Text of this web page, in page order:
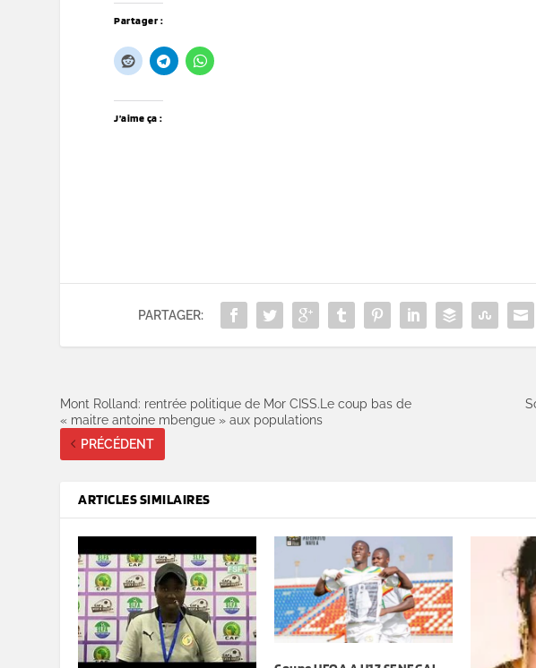
Partager :
J’aime ça :
PARTAGER:
Mont Rolland: rentrée politique de Mor CISS.Le coup bas de
« maitre antoine mbengue » aux populations
PRÉCÉDENT
ARTICLES SIMILAIRES